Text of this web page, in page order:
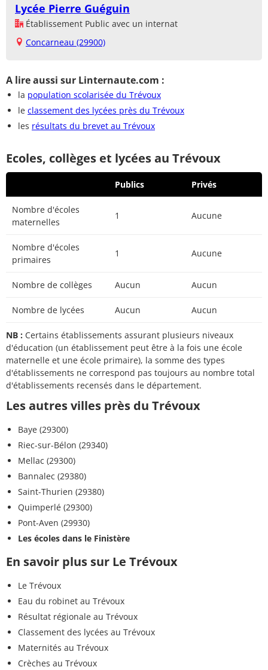
Lycée Pierre Guéguin
Établissement Public avec un internat
Concarneau (29900)
A lire aussi sur Linternaute.com :
la population scolarisée du Trévoux
le classement des lycées près du Trévoux
les résultats du brevet au Trévoux
Ecoles, collèges et lycées au Trévoux
Publics Privés
Nombre d'écoles
maternelles
1 Aucune
Nombre d'écoles
primaires
1 Aucune
Nombre de collèges Aucun Aucun
Nombre de lycées Aucun Aucun
NB : Certains établissements assurant plusieurs niveaux
d'éducation (un établissement peut être à la fois une école
maternelle et une école primaire), la somme des types
d'établissements ne correspond pas toujours au nombre total
d'établissements recensés dans le département.
Les autres villes près du Trévoux
Baye (29300)
Riec-sur-Bélon (29340)
Mellac (29300)
Bannalec (29380)
Saint-Thurien (29380)
Quimperlé (29300)
Pont-Aven (29930)
Les écoles dans le Finistère
En savoir plus sur Le Trévoux
Le Trévoux
Eau du robinet au Trévoux
Résultat régionale au Trévoux
Classement des lycées au Trévoux
Maternités au Trévoux
Crèches au Trévoux